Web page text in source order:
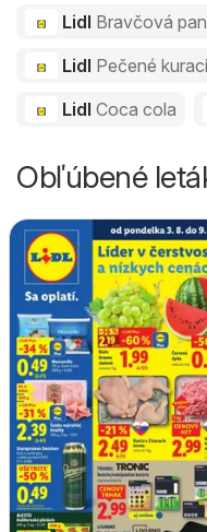
Lidl Bravčová
Lidl Pečené
Lidl Coca cola
Obľúbené